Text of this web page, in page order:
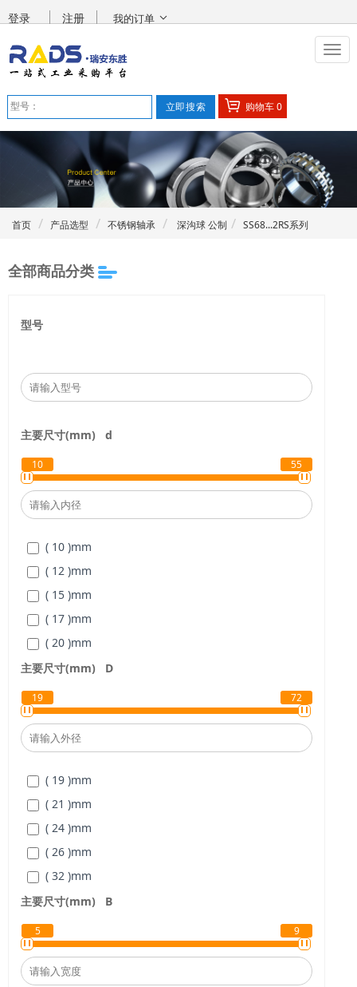
登录 注册 我的订单
购物车0
首页 产品选型 不锈钢轴承 深沟球 公制 SS68...2RS系列
全部商品分类
型号
主要尺寸(mm) d
10 55
( 10 )mm
( 12 )mm
( 15 )mm
( 17 )mm
( 20 )mm
( 25 )mm
( 30 )
( 35 )mm
( 40 )mm
( 50 )mm
( 55 )mm
主要尺寸(mm) D
19 72
( 19 )mm
( 21 )mm
( 24 )mm
( 26 )mm
( 32 )mm
( 37 )mm
( 42 )
( 47 )mm
( 52 )mm
主要尺寸(mm) B
5 9